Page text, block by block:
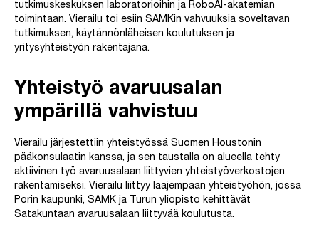
tutkimuskeskuksen laboratorioihin ja RoboAI-akatemian
toimintaan. Vierailu toi esiin SAMKin vahvuuksia soveltavan
tutkimuksen, käytännönläheisen koulutuksen ja
yritysyhteistyön rakentajana.
Yhteistyö avaruusalan
ympärillä vahvistuu
Vierailu järjestettiin yhteistyössä Suomen Houstonin
pääkonsulaatin kanssa, ja sen taustalla on alueella tehty
aktiivinen työ avaruusalaan liittyvien yhteistyöverkostojen
rakentamiseksi. Vierailu liittyy laajempaan yhteistyöhön, jossa
Porin kaupunki, SAMK ja Turun yliopisto kehittävät
Satakuntaan avaruusalaan liittyvää koulutusta.